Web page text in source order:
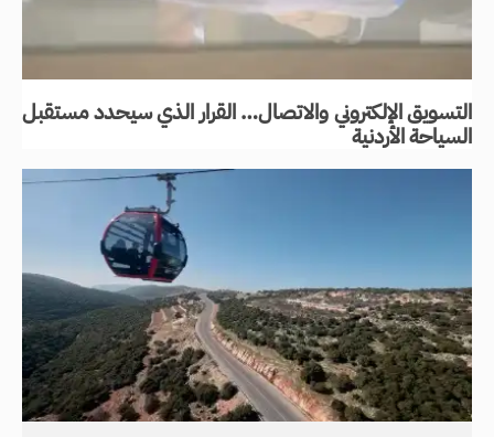
التسويق الإلكتروني والاتصال… القرار الذي سيحدد مستقبل
السياحة الأردنية